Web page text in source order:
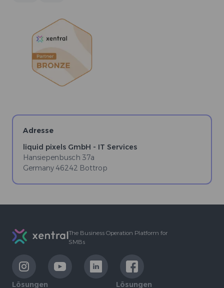
Adresse
liquid pixels GmbH - IT Services
Hansiepenbusch 37a
Germany 46242 Bottrop
The Business Operation Platform for
SMBs
LinkExternalLinkExternalLinkExternalLinkExternal
Lösungen
Lösungen